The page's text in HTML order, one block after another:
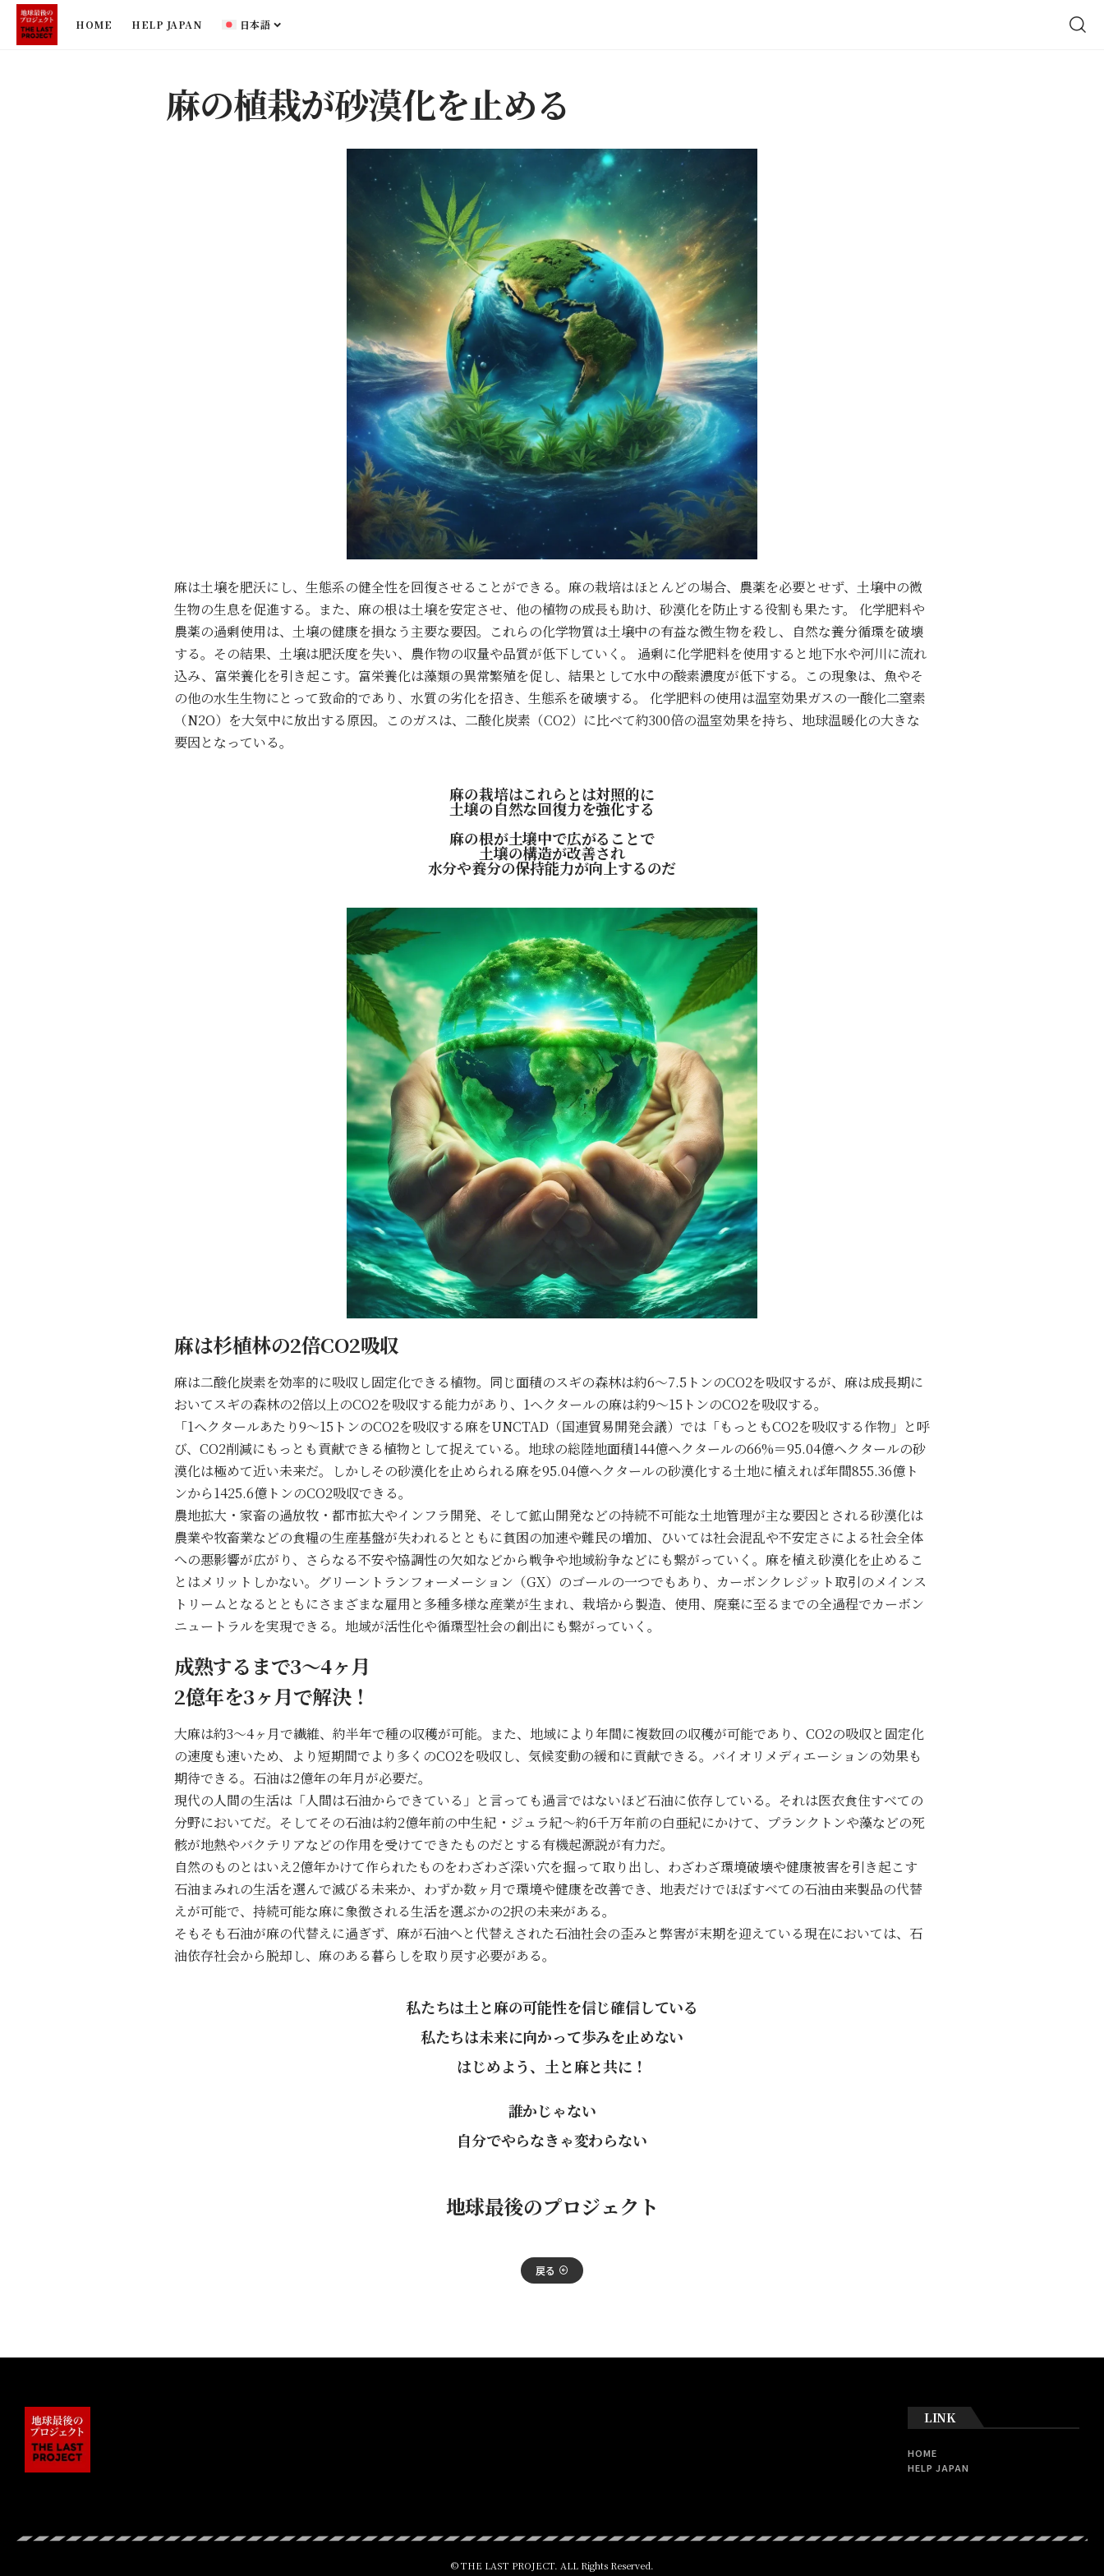
HOME HELP JAPAN 日本語
麻の植栽が砂漠化を止める​
麻は土壌を肥沃にし、生態系の健全性を回復させることができる。麻の栽培はほとんどの場合、農薬を必要とせず、土壌中の微
生物の生息を促進する。また、麻の根は土壌を安定させ、他の植物の成長も助け、砂漠化を防止する役割も果たす。 化学肥料や
農薬の過剰使用は、土壌の健康を損なう主要な要因。これらの化学物質は土壌中の有益な微生物を殺し、自然な養分循環を破壊
する。その結果、土壌は肥沃度を失い、農作物の収量や品質が低下していく。 過剰に化学肥料を使用すると地下水や河川に流れ
込み、富栄養化を引き起こす。富栄養化は藻類の異常繁殖を促し、結果として水中の酸素濃度が低下する。この現象は、魚やそ
の他の水生生物にとって致命的であり、水質の劣化を招き、生態系を破壊する。 化学肥料の使用は温室効果ガスの一酸化二窒素
（N2O）を大気中に放出する原因。このガスは、二酸化炭素（CO2）に比べて約300倍の温室効果を持ち、地球温暖化の大きな
要因となっている。
麻の栽培はこれらとは対照的に
土壌の自然な回復力を強化する
麻の根が土壌中で広がることで
土壌の構造が改善され
水分や養分の保持能力が向上するのだ
麻は杉植林の2倍CO2吸収
麻は二酸化炭素を効率的に吸収し固定化できる植物。同じ面積のスギの森林は約6〜7.5トンのCO2を吸収するが、麻は成長期に
おいてスギの森林の2倍以上のCO2を吸収する能力があり、1ヘクタールの麻は約9〜15トンのCO2を吸収する。
「1ヘクタールあたり9〜15トンのCO2を吸収する麻をUNCTAD（国連貿易開発会議）では「もっともCO2を吸収する作物」と呼
び、CO2削減にもっとも貢献できる植物として捉えている。地球の総陸地面積144億ヘクタールの66%＝95.04億ヘクタールの砂
漠化は極めて近い未来だ。しかしその砂漠化を止められる麻を95.04億ヘクタールの砂漠化する土地に植えれば年間855.36億ト
ンから1425.6億トンのCO2吸収できる。
農地拡大・家畜の過放牧・都市拡大やインフラ開発、そして鉱山開発などの持続不可能な土地管理が主な要因とされる砂漠化は
農業や牧畜業などの食糧の生産基盤が失われるとともに貧困の加速や難民の増加、ひいては社会混乱や不安定さによる社会全体
への悪影響が広がり、さらなる不安や協調性の欠如などから戦争や地域紛争などにも繋がっていく。麻を植え砂漠化を止めるこ
とはメリットしかない。グリーントランフォーメーション（GX）のゴールの一つでもあり、カーボンクレジット取引のメインス
トリームとなるとともにさまざまな雇用と多種多様な産業が生まれ、栽培から製造、使用、廃棄に至るまでの全過程でカーボン
ニュートラルを実現できる。地域が活性化や循環型社会の創出にも繋がっていく。
成熟するまで3〜4ヶ月
2億年を3ヶ月で解決！
大麻は約3〜4ヶ月で繊維、約半年で種の収穫が可能。また、地域により年間に複数回の収穫が可能であり、CO2の吸収と固定化
の速度も速いため、より短期間でより多くのCO2を吸収し、気候変動の緩和に貢献できる。バイオリメディエーションの効果も
期待できる。石油は2億年の年月が必要だ。
現代の人間の生活は「人間は石油からできている」と言っても過言ではないほど石油に依存している。それは医衣食住すべての
分野においてだ。そしてその石油は約2億年前の中生紀・ジュラ紀〜約6千万年前の白亜紀にかけて、プランクトンや藻などの死
骸が地熱やバクテリアなどの作用を受けてできたものだとする有機起源説が有力だ。
自然のものとはいえ2億年かけて作られたものをわざわざ深い穴を掘って取り出し、わざわざ環境破壊や健康被害を引き起こす
石油まみれの生活を選んで滅びる未来か、わずか数ヶ月で環境や健康を改善でき、地表だけでほぼすべての石油由来製品の代替
えが可能で、持続可能な麻に象徴される生活を選ぶかの2択の未来がある。
そもそも石油が麻の代替えに過ぎず、麻が石油へと代替えされた石油社会の歪みと弊害が末期を迎えている現在においては、石
油依存社会から脱却し、麻のある暮らしを取り戻す必要がある。
私たちは土と麻の可能性を信じ確信している
私たちは未来に向かって歩みを止めない
はじめよう、土と麻と共に！
誰かじゃない
自分でやらなきゃ変わらない
地球最後のプロジェクト
戻る
LINK
HOME
HELP JAPAN
© THE LAST PROJECT. ALL Rights Reserved.